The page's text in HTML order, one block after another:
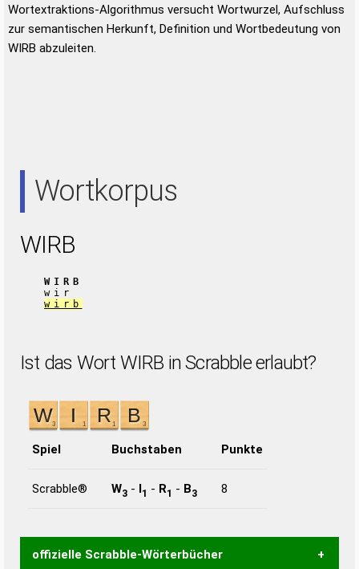
Wortextraktions-Algorithmus versucht Wortwurzel, Aufschluss
zur semantischen Herkunft, Definition und Wortbedeutung von
WIRB abzuleiten.
Wortkorpus
WIRB
WIRB
wir
wirb
Ist das Wort WIRB in Scrabble erlaubt?
Spiel Buchstaben Punkte
Scrabble® W3 - I1 - R1 - B3 8
offizielle Scrabble-Wörterbücher